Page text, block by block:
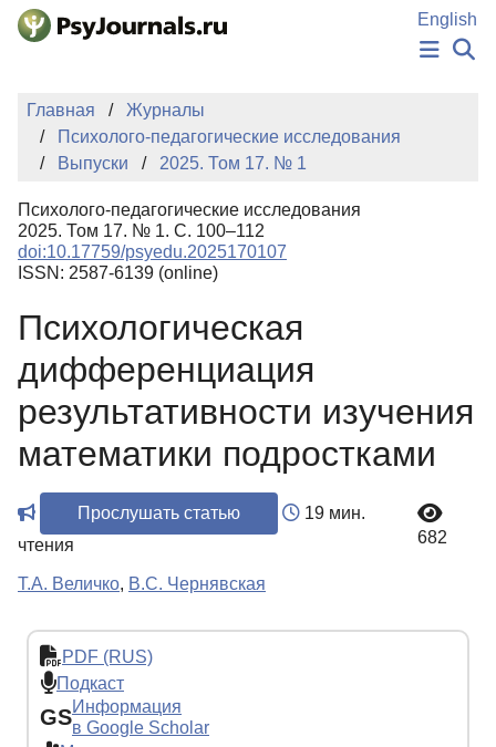
Перейти к основному содержанию
English
НОВОСТИ
АВТОРЫ
КЛЮЧЕВЫЕ СЛОВА
Регистрация
Главная
Журналы
Психолого-педагогические исследования
Выпуски
2025. Том 17. № 1
Психолого-педагогические исследования
2025. Том 17. № 1. С. 100–112
doi:10.17759/psyedu.2025170107
ISSN: 2587-6139 (online)
Психологическая
дифференциация
результативности изучения
математики подростками
Прослушать статью
19 мин.
чтения
682
Т.А. Величко, В.С. Чернявская
PDF (RUS)
Подкаст
GSИнформация
в Google Scholar